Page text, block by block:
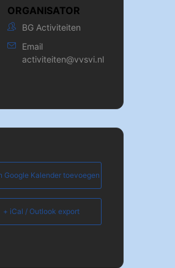
ORGANISATOR
BG Activiteiten
Email
activiteiten@vvsvi.nl
Google Kalender toevoegen
+ iCal / Outlook export